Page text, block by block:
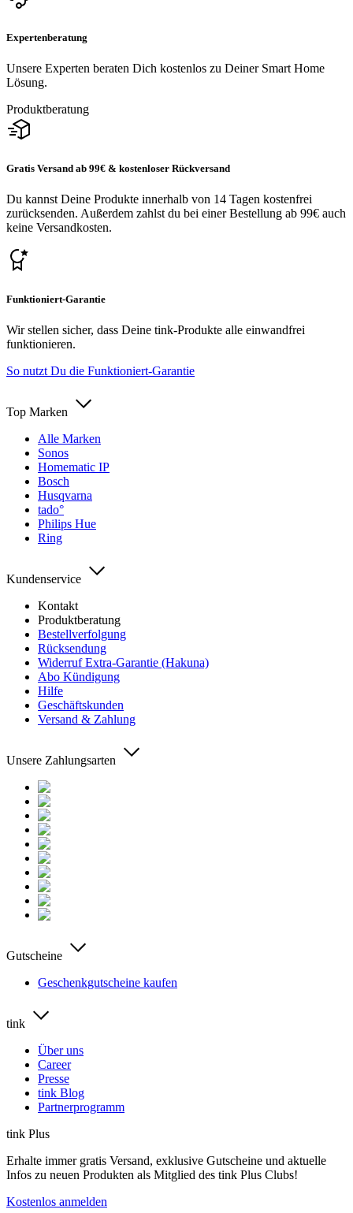
Expertenberatung
Unsere Experten beraten Dich kostenlos zu Deiner Smart Home
Lösung.
Produktberatung
Gratis Versand ab 99€ & kostenloser Rückversand
Du kannst Deine Produkte innerhalb von 14 Tagen kostenfrei
zurücksenden. Außerdem zahlst du bei einer Bestellung ab 99€ auch
keine Versandkosten.
Funktioniert-Garantie
Wir stellen sicher, dass Deine tink-Produkte alle einwandfrei
funktionieren.
So nutzt Du die Funktioniert-Garantie
Top Marken
Alle Marken
Sonos
Homematic IP
Bosch
Husqvarna
tado°
Philips Hue
Ring
Kundenservice
Kontakt
Produktberatung
Bestellverfolgung
Rücksendung
Widerruf Extra-Garantie (Hakuna)
Abo Kündigung
Hilfe
Geschäftskunden
Versand & Zahlung
Unsere Zahlungsarten
Gutscheine
Geschenkgutscheine kaufen
tink
Über uns
Career
Presse
tink Blog
Partnerprogramm
tink Plus
Erhalte immer gratis Versand, exklusive Gutscheine und aktuelle
Infos zu neuen Produkten als Mitglied des tink Plus Clubs!
Kostenlos anmelden